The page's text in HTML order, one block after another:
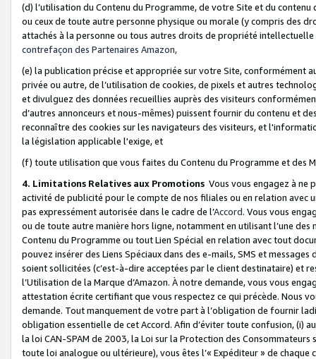
(d) l’utilisation du Contenu du Programme, de votre Site et du
ou ceux de toute autre personne physique ou morale (y compris des
attachés à la personne ou tous autres droits de propriété
contrefaçon des Partenaires Amazon,
(e) la publication précise et appropriée sur votre Site, conformément
privée ou autre, de l’utilisation de cookies, de pixels et autres
et divulguez des données recueillies auprès des visiteurs
d’autres annonceurs et nous-mêmes) puissent fournir du contenu et
reconnaître des cookies sur les navigateurs des visiteurs, et
la législation applicable l'exige, et
(f) toute utilisation que vous faites du Contenu du Programme et des
4. Limitations Relatives aux Promotions Vous vous engagez à ne
activité de publicité pour le compte de nos filiales ou en relation avec
pas expressément autorisée dans le cadre de l’Accord. Vous vous
ou de toute autre manière hors ligne, notamment en utilisant l’une
Contenu du Programme ou tout Lien Spécial en relation avec tout
pouvez insérer des Liens Spéciaux dans des e-mails, SMS et
soient sollicitées (c’est-à-dire acceptées par le client destinataire) et
l’Utilisation de la Marque d’Amazon. À notre demande, vous vous
attestation écrite certifiant que vous respectez ce qui précède. Nous
demande. Tout manquement de votre part à l’obligation de fournir
obligation essentielle de cet Accord. Afin d’éviter toute confusion, (i)
la loi CAN-SPAM de 2003, la Loi sur la Protection des
toute loi analogue ou ultérieure), vous êtes l’« Expéditeur » de